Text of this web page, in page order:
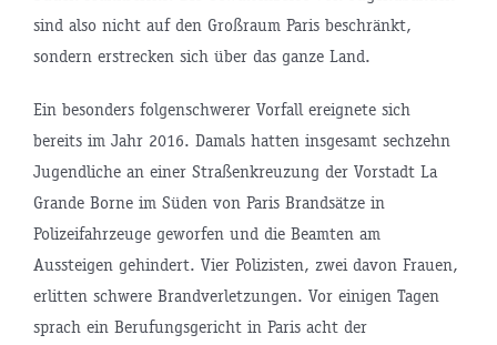
sind also nicht auf den Großraum Paris beschränkt,
sondern erstrecken sich über das ganze Land.
Ein besonders folgenschwerer Vorfall ereignete sich
bereits im Jahr 2016. Damals hatten insgesamt sechzehn
Jugendliche an einer Straßenkreuzung der Vorstadt La
Grande Borne im Süden von Paris Brandsätze in
Polizeifahrzeuge geworfen und die Beamten am
Aussteigen gehindert. Vier Polizisten, zwei davon Frauen,
erlitten schwere Brandverletzungen. Vor einigen Tagen
sprach ein Berufungsgericht in Paris acht der